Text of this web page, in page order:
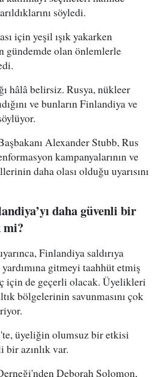
söyledi.
için yeşil ışık yakarken
olan önlemlerle
hâlâ belirsiz. Rusya, nükleer
ve bunların Finlandiya ve
Alexander Stubb, Rus
kampanyalarının ve
daha olası olduğu uyarısını
daha güvenli bir
mi?
Finlandiya saldırıya
gitmeyi taahhüt etmiş
için de geçerli olacak. Üyelikleri
bölgelerinin savunmasını çok
üyeliğin olumsuz bir etkisi
bir azınlık var.
Deborah Solomon,